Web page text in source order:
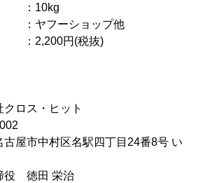
10kg
ーショップ他
円(税抜)
ロス・ヒット
村区名駅四丁目24番8号 い
役 徳田 栄治